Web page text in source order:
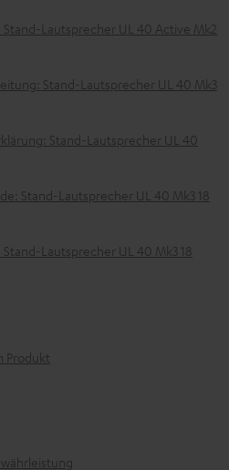
Stand-Lautsprecher UL 40 Active Mk2
Stand-Lautsprecher UL 40 Mk3
Stand-Lautsprecher UL 40
Stand-Lautsprecher UL 40 Mk3 18
Lautsprecher UL 40 Mk3 18
Produkt